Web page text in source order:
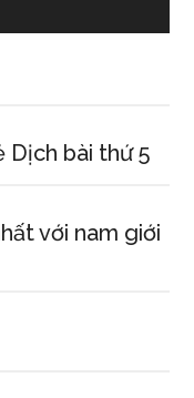
Dịch bài thứ 5
với nam giới